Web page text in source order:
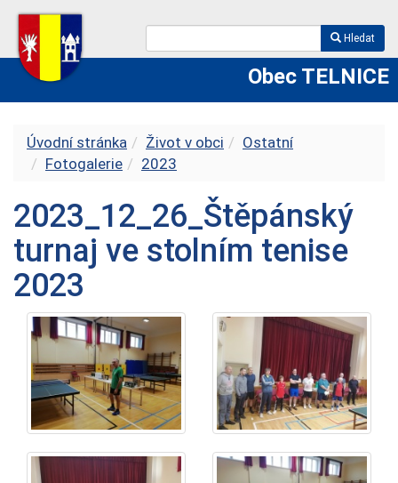
Hledat
Obec TELNICE
Úvodní stránka Život v obci
Ostatní
Fotogalerie
2023
2023_12_26_Štěpánský
turnaj ve stolním tenise
2023